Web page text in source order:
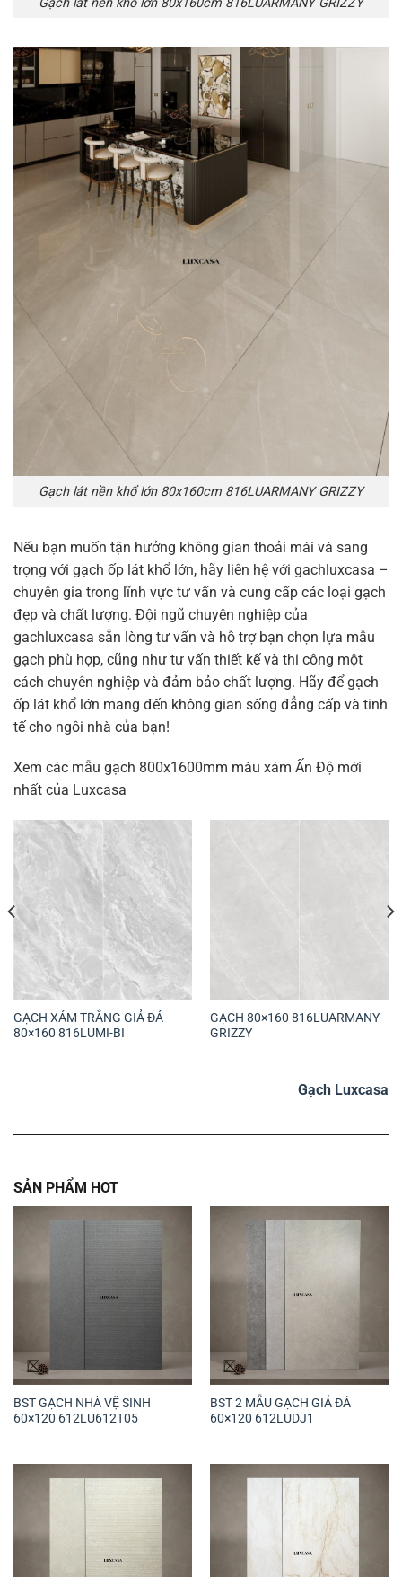
Gạch lát nền khổ lớn 80x160cm 816LUARMANY GRIZZY
Nếu bạn muốn tận hưởng không gian thoải mái và sang
trọng với gạch ốp lát khổ lớn, hãy liên hệ với gachluxcasa –
chuyên gia trong lĩnh vực tư vấn và cung cấp các loại gạch
đẹp và chất lượng. Đội ngũ chuyên nghiệp của
gachluxcasa sẵn lòng tư vấn và hỗ trợ bạn chọn lựa mẫu
gạch phù hợp, cũng như tư vấn thiết kế và thi công một
cách chuyên nghiệp và đảm bảo chất lượng. Hãy để gạch
ốp lát khổ lớn mang đến không gian sống đẳng cấp và tinh
tế cho ngôi nhà của bạn!
Xem các mẫu gạch 800x1600mm màu xám Ấn Độ mới
nhất của Luxcasa
GẠCH XÁM TRẮNG GIẢ ĐÁ
80×160 816LUMI-BI
GẠCH 80×160 816LUARMANY
GRIZZY
Gạch Luxcasa
SẢN PHẨM HOT
BST GẠCH NHÀ VỆ SINH
60×120 612LU612T05
BST 2 MẪU GẠCH GIẢ ĐÁ
60×120 612LUDJ1